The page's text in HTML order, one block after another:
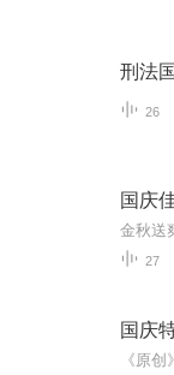
刑法
26
国庆
27
国庆